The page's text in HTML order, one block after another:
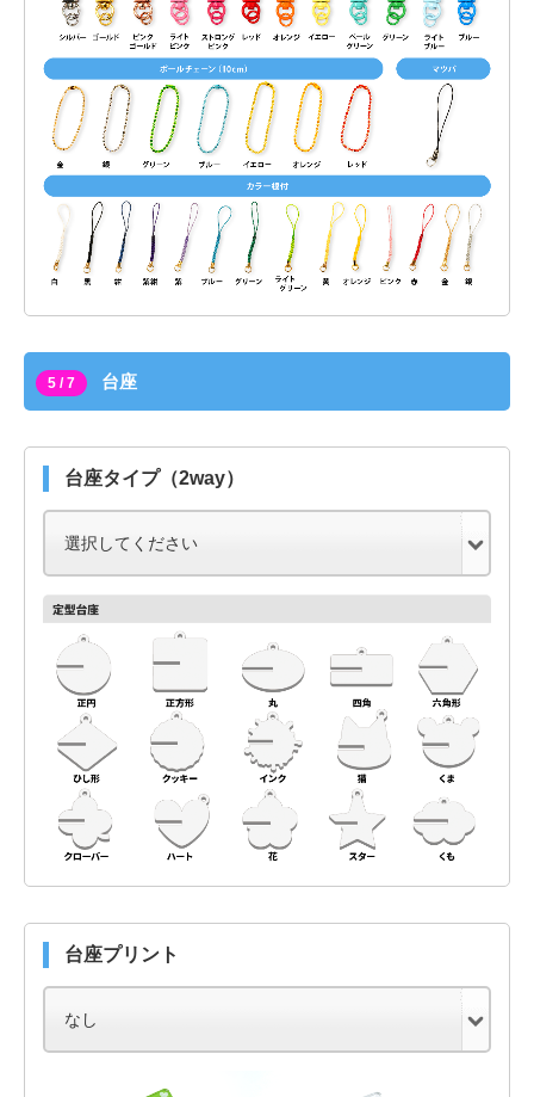
5 / 7 台座
台座タイプ（2way）
台座プリント